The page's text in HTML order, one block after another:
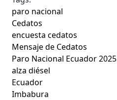
paro nacional
Cedatos
encuesta cedatos
Mensaje de Cedatos
Paro Nacional Ecuador 2025
alza diésel
Ecuador
Imbabura